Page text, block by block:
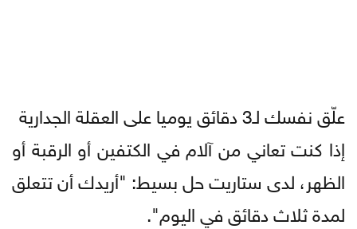
علّق نفسك لـ3 دقائق يوميا على العقلة الجدارية
إذا كنت تعاني من آلام في الكتفين أو الرقبة أو
الظهر، لدى ستاريت حل بسيط: "أريدك أن تتعلق
لمدة ثلاث دقائق في اليوم".